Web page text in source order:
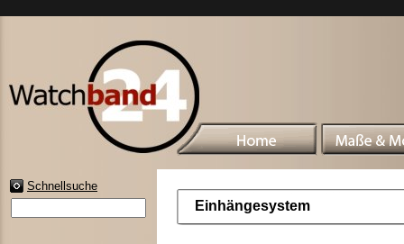
Schnellsuche
Einhängesystem